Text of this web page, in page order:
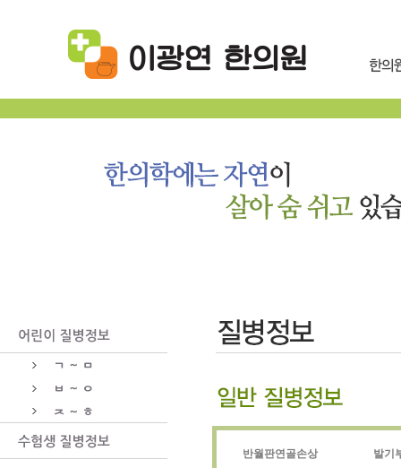
반월판연골손상
발기